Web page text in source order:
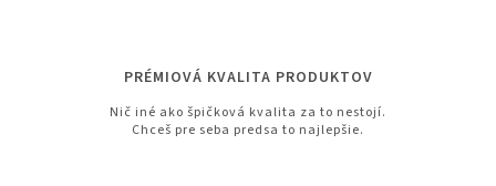
PRÉMIOVÁ KVALITA PRODUKTOV
Nič iné ako špičková kvalita za to nestojí.
Chceš pre seba predsa to najlepšie.